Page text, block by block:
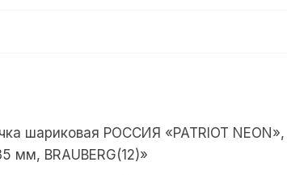
шариковая РОССИЯ «PATRIOT NEON»,
BRAUBERG(12)»